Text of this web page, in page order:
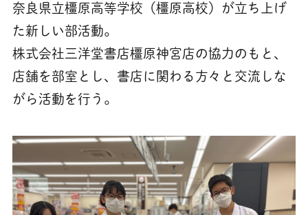
奈良県立橿原高等学校（橿原高校）が立ち上げ
た新しい部活動。
株式会社三洋堂書店橿原神宮店の協力のもと、
店舗を部室とし、書店に関わる方々と交流しな
がら活動を行う。